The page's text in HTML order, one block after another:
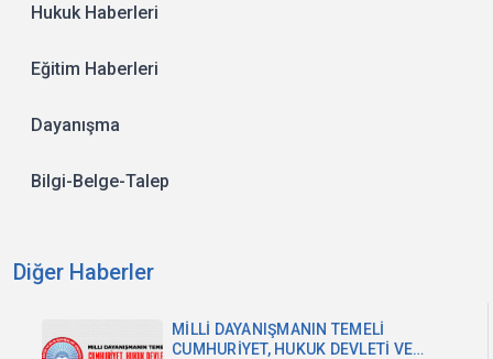
Hukuk Haberleri
Eğitim Haberleri
Dayanışma
Bilgi-Belge-Talep
Diğer Haberler
MİLLİ DAYANIŞMANIN TEMELİ
CUMHURİYET, HUKUK DEVLETİ VE